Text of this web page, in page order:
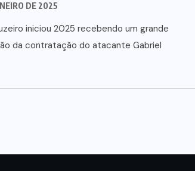
DE 2025
iniciou 2025 recebendo um grande
da contratação do atacante Gabriel